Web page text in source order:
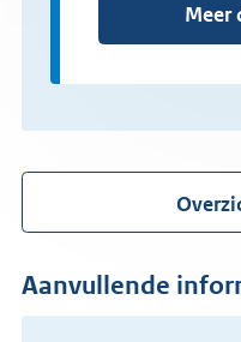
Meer
Aanvullende